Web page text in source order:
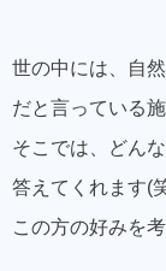
世の中には、自
だと言っている
そこでは、どん
答えてくれます(
この方の好みを